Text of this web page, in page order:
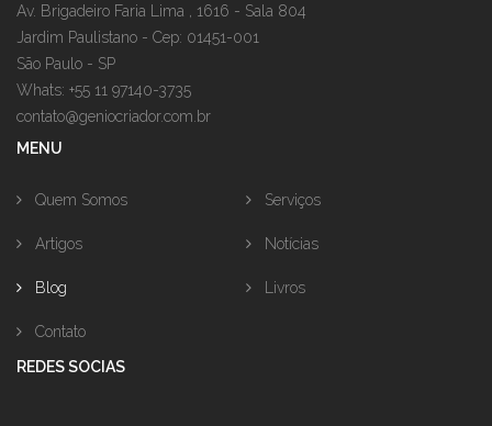
Av. Brigadeiro Faria Lima , 1616 - Sala 804
Jardim Paulistano - Cep: 01451-001
São Paulo - SP
Whats: +55 11 97140-3735
contato@geniocriador.com.br
MENU
Quem Somos Serviços
Artigos Notícias
Blog Livros
Contato